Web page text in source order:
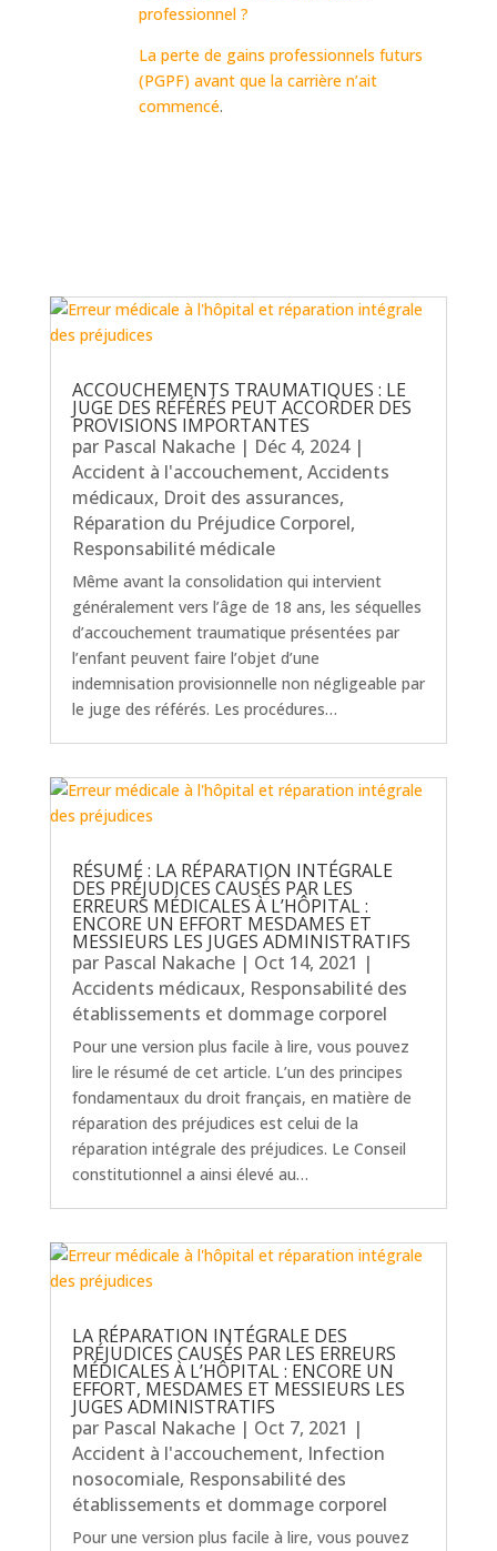
professionnel ?
La perte de gains professionnels futurs
(PGPF) avant que la carrière n’ait
commencé.
ACCOUCHEMENTS TRAUMATIQUES : LE
JUGE DES RÉFÉRÉS PEUT ACCORDER DES
PROVISIONS IMPORTANTES
par Pascal Nakache| Déc 4, 2024|
Accident à l'accouchement, Accidents
médicaux, Droit des assurances,
Réparation du Préjudice Corporel,
Responsabilité médicale
Même avant la consolidation qui intervient
généralement vers l’âge de 18 ans, les séquelles
d’accouchement traumatique présentées par
l’enfant peuvent faire l’objet d’une
indemnisation provisionnelle non négligeable par
le juge des référés. Les procédures…
RÉSUMÉ : LA RÉPARATION INTÉGRALE
DES PRÉJUDICES CAUSÉS PAR LES
ERREURS MÉDICALES À L’HÔPITAL :
ENCORE UN EFFORT MESDAMES ET
MESSIEURS LES JUGES ADMINISTRATIFS
par Pascal Nakache| Oct 14, 2021 |
Accidents médicaux, Responsabilité des
établissements et dommage corporel
Pour une version plus facile à lire, vous pouvez
lire le résumé de cet article. L’un des principes
fondamentaux du droit français, en matière de
réparation des préjudices est celui de la
réparation intégrale des préjudices. Le Conseil
constitutionnel a ainsi élevé au…
LA RÉPARATION INTÉGRALE DES
PRÉJUDICES CAUSÉS PAR LES ERREURS
MÉDICALES À L’HÔPITAL : ENCORE UN
EFFORT, MESDAMES ET MESSIEURS LES
JUGES ADMINISTRATIFS
par Pascal Nakache| Oct 7, 2021 |
Accident à l'accouchement, Infection
nosocomiale, Responsabilité des
établissements et dommage corporel
Pour une version plus facile à lire, vous pouvez